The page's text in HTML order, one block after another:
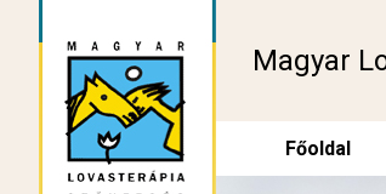
Magyar
Főoldal